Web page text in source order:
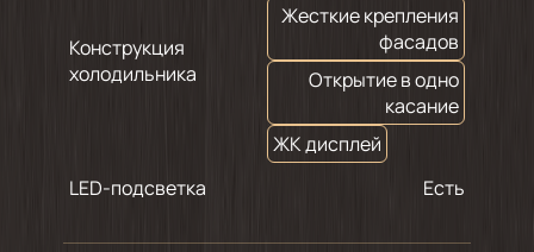
Конструкция
холодильника
Жесткие крепления
фасадов
Открытие в одно
касание
ЖК дисплей
LED-подсветка
Есть